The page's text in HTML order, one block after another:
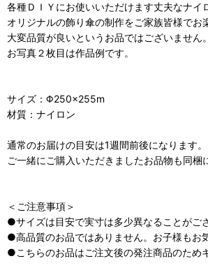
各種ＤＩＹにお使いいただけます丈夫なナイ
オリジナルの飾り傘の制作をご家族皆様でお
大変品質が良いというお品ではございません
お写真２枚目は作品例です。
サイズ：Φ250×255m
材質：ナイロン
通常のお届けの目安は1週間前後になります。
ご一緒にご購入いただきましたお品物も同梱
＜ご注意事項＞
●サイズは目安で実寸は多少異なることがご
●高品質のお品ではありません。お子様もお
●こちらのお品はご注文後の発注商品のため